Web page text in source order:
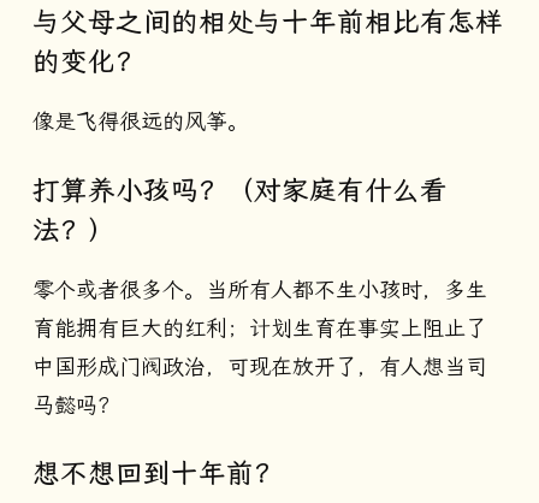
与父母之间的相处与十年前相比有怎样
的变化？
像是飞得很远的风筝。
打算养小孩吗？（对家庭有什么看
法？）
零个或者很多个。当所有人都不生小孩时，多生
育能拥有巨大的红利；计划生育在事实上阻止了
中国形成门阀政治，可现在放开了，有人想当司
马懿吗？
想不想回到十年前？